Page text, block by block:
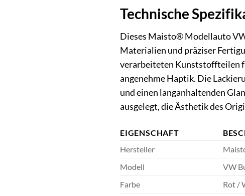
Technische
Dieses Maisto® Modellauto
Materialien und präziser
verarbeiteten Kunststoffteilen
angenehme Haptik. Die
und einen langanhaltenden
ausgelegt, die Ästhetik des
EIGENSCHAFT
Hersteller
Modell
VW
Farbe
Rot /